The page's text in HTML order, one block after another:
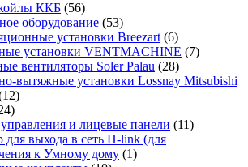
ККБ (56)
оборудование (53)
установки Breezart (6)
установки VENTMACHINE (7)
вентиляторы Soler Palau (28)
вытяжные установки Lossnay Mitsubishi
и лицевые панели (11)
для выхода в сеть H-link (для
к Умному дому (1)